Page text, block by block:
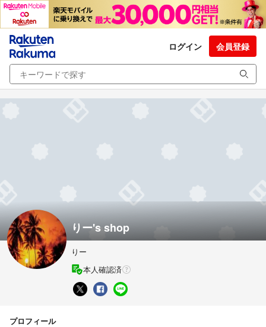
ログイン 会員登録
りー's shop
りー
本人確認済
プロフィール